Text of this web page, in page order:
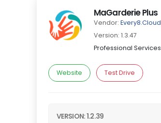
MaGarderie Plus
Vendor: Every8.Cloud
Version: 1.3.47
Professional Services
Website Test Drive
VERSION: 1.2.39